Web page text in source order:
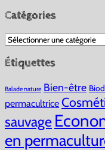
Catégories
Catégories
Étiquettes
Balade nature Bien-être
permacultrice
sauvage
en